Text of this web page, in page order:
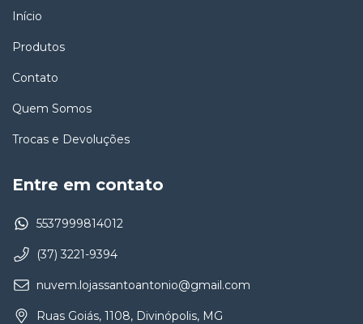
Início
Produtos
Contato
Quem Somos
Trocas e Devoluções
Entre em contato
5537999814012
(37) 3221-9394
nuvem.lojassantoantonio@gmail.com
Ruas Goiás, 1108, Divinópolis, MG